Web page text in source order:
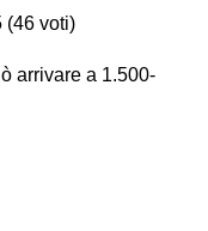
(46 voti)
arrivare a 1.500-